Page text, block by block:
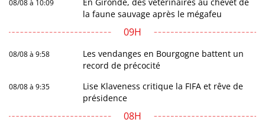
08/08 à 10:09
la faune sauvage après le mégafeu
09H
08/08 à 9:58
Les vendanges en Bourgogne battent un
record de précocité
08/08 à 9:35
Lise Klaveness critique la FIFA et rêve de
présidence
08H